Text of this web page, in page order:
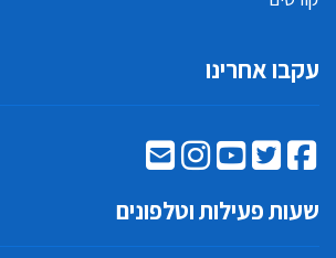
עקבו אחרינו
שעות פעילות וטלפונים